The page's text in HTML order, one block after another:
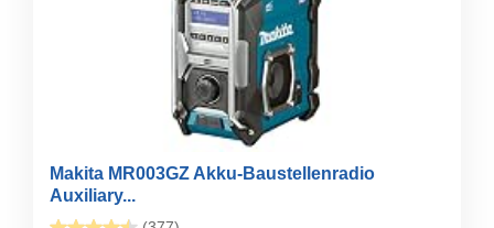
Makita MR003GZ Akku-Baustellenradio
Auxiliary...